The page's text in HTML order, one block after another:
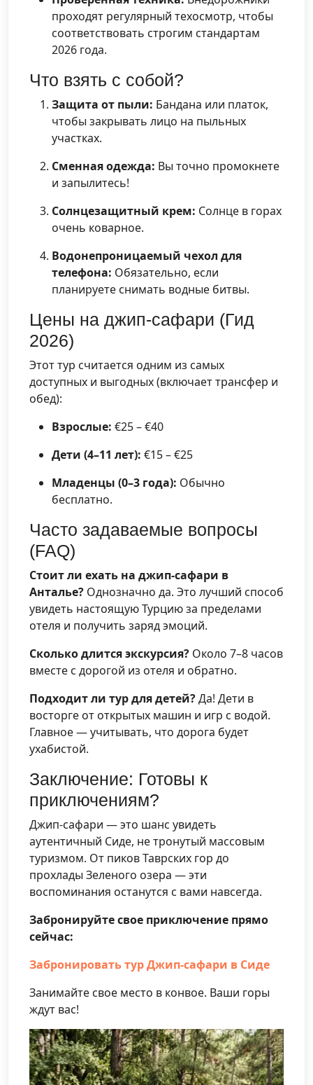
проходят регулярный техосмотр, чтобы
соответствовать строгим стандартам
2026 года.
Что взять с собой?
Защита от пыли: Бандана или платок,
чтобы закрывать лицо на пыльных
участках.
Сменная одежда: Вы точно промокнете
и запылитесь!
Солнцезащитный крем: Солнце в горах
очень коварное.
Водонепроницаемый чехол для
телефона: Обязательно, если
планируете снимать водные битвы.
Цены на джип-сафари (Гид
2026)
Этот тур считается одним из самых
доступных и выгодных (включает трансфер и
обед):
Взрослые: €25 – €40
Дети (4–11 лет): €15 – €25
Младенцы (0–3 года): Обычно
бесплатно.
Часто задаваемые вопросы
(FAQ)
Стоит ли ехать на джип-сафари в
Анталье? Однозначно да. Это лучший способ
увидеть настоящую Турцию за пределами
отеля и получить заряд эмоций.
Сколько длится экскурсия? Около 7–8 часов
вместе с дорогой из отеля и обратно.
Подходит ли тур для детей?Да! Дети в
восторге от открытых машин и игр с водой.
Главное — учитывать, что дорога будет
ухабистой.
Заключение: Готовы к
приключениям?
Джип-сафари — это шанс увидеть
аутентичный Сиде, не тронутый массовым
туризмом. От пиков Таврских гор до
прохлады Зеленого озера — эти
воспоминания останутся с вами навсегда.
Забронируйте свое приключение прямо
сейчас:
Забронировать тур Джип-сафари в Сиде
Занимайте свое место в конвое. Ваши горы
ждут вас!